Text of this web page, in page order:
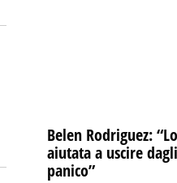
Belen Rodriguez:
aiutata a uscire
panico”